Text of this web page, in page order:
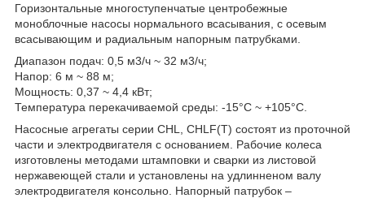
Горизонтальные многоступенчатые центробежные
моноблочные насосы нормального всасывания, с осевым
всасывающим и радиальным напорным патрубками.
Диапазон подач: 0,5 м3/ч ~ 32 м3/ч;
Напор: 6 м ~ 88 м;
Мощность: 0,37 ~ 4,4 кВт;
Температура перекачиваемой среды: -15°С ~ +105°С.
Насосные агрегаты серии CHL, CHLF(T) состоят из проточной
части и электродвигателя с основанием. Рабочие колеса
изготовлены методами штамповки и сварки из листовой
нержавеющей стали и установлены на удлинненом валу
электродвигателя консольно. Напорный патрубок –